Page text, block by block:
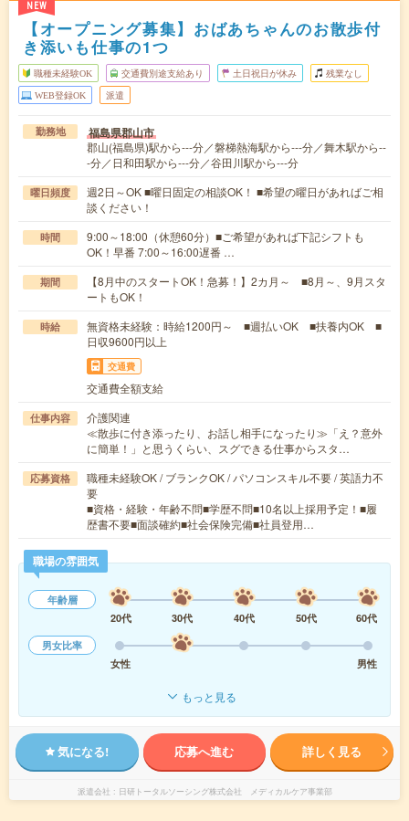
NEW
【オープニング募集】おばあちゃんのお散歩付
き添いも仕事の1つ
職種未経験OK 交通費別途支給あり 土日祝日が休み 残業なし
WEB登録OK 派遣
勤務地 福島県郡山市
郡山(福島県)駅から---分／磐梯熱海駅から---分／舞木駅から--
-分／日和田駅から---分／谷田川駅から---分
曜日頻度
週2日～OK ■曜日固定の相談OK！ ■希望の曜日があればご相
談ください！
時間
9:00～18:00（休憩60分）■ご希望があれば下記シフトも
OK！早番 7:00～16:00遅番 …
期間
【8月中のスタートOK！急募！】2カ月～ ■8月～、9月スタ
ートもOK！
時給
無資格未経験：時給1200円～ ■週払いOK ■扶養内OK ■
日収9600円以上
交通費
交通費全額支給
仕事内容
介護関連
≪散歩に付き添ったり、お話し相手になったり≫「え？意外
に簡単！」と思うくらい、スグできる仕事からスタ…
応募資格
職種未経験OK / ブランクOK / パソコンスキル不要 / 英語力不
要
■資格・経験・年齢不問■学歴不問■10名以上採用予定！■履
歴書不要■面談確約■社会保険完備■社員登用…
職場の雰囲気
年齢層
20代
30代 40代 50代
60代
男女比率
女性
男性
もっと見る
気になる! 応募へ進む 詳しく見る
派遣会社 日研トータルソーシング株式会社 メディカルケア事業部